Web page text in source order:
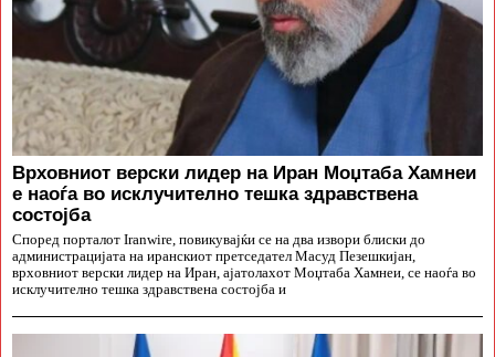
Врховниот верски лидер на Иран Моџтаба Хамнеи
е наоѓа во исклучително тешка здравствена
состојба
Според порталот Iranwire, повикувајќи се на два извори блиски до
администрацијата на иранскиот претседател Масуд Пезешкијан,
врховниот верски лидер на Иран, ајатолахот Моџтаба Хамнеи, се наоѓа во
исклучително тешка здравствена состојба и